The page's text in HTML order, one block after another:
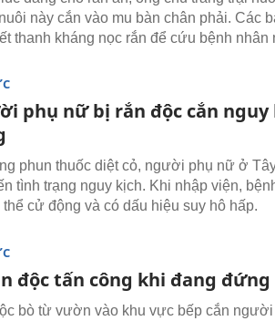
này cắn vào mu bàn chân phải. Các
thanh kháng nọc rắn để cứu bệnh nhân
phụ nữ bị rắn độc cắn
phun thuốc diệt cỏ, người phụ nữ ở
tình trạng nguy kịch. Khi nhập viện,
thể cử động và có dấu hiệu suy hô hấp.
độc tấn công khi đang
bò từ vườn vào khu vực bếp cắn